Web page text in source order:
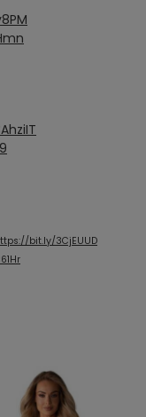
bit.ly/3CjEUUD